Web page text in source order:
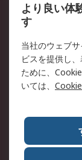
クッキーポリ
RSについて
会社概要
プレスリリー
全世界のRS
ESGへの取り
より良い体
す
当社のウェブ
ビスを提供し
ために、
いては、